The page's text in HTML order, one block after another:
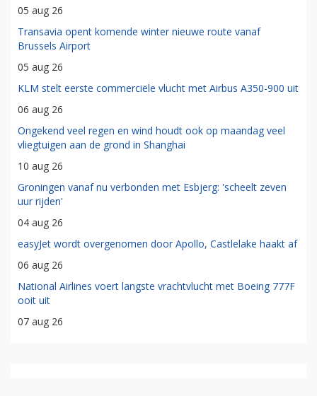
05 aug 26
Transavia opent komende winter nieuwe route vanaf
Brussels Airport
05 aug 26
KLM stelt eerste commerciële vlucht met Airbus A350-900 uit
06 aug 26
Ongekend veel regen en wind houdt ook op maandag veel
vliegtuigen aan de grond in Shanghai
10 aug 26
Groningen vanaf nu verbonden met Esbjerg: 'scheelt zeven
uur rijden'
04 aug 26
easyJet wordt overgenomen door Apollo, Castlelake haakt af
06 aug 26
National Airlines voert langste vrachtvlucht met Boeing 777F
ooit uit
07 aug 26